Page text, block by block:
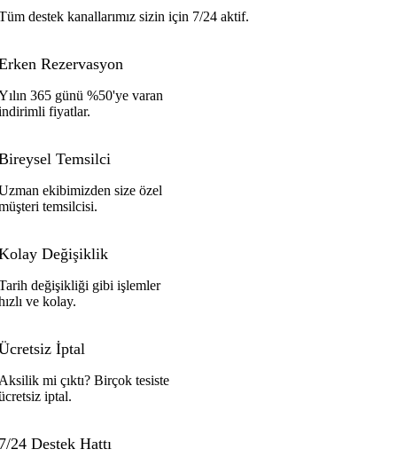
destek kanallarımız sizin için 7/24 aktif.
Rezervasyon
365 günü %50'ye varan
fiyatlar.
Temsilci
ekibimizden size özel
temsilcisi.
Değişiklik
değişikliği gibi işlemler
ve kolay.
İptal
mi çıktı? Birçok tesiste
iptal.
24 Destek Hattı